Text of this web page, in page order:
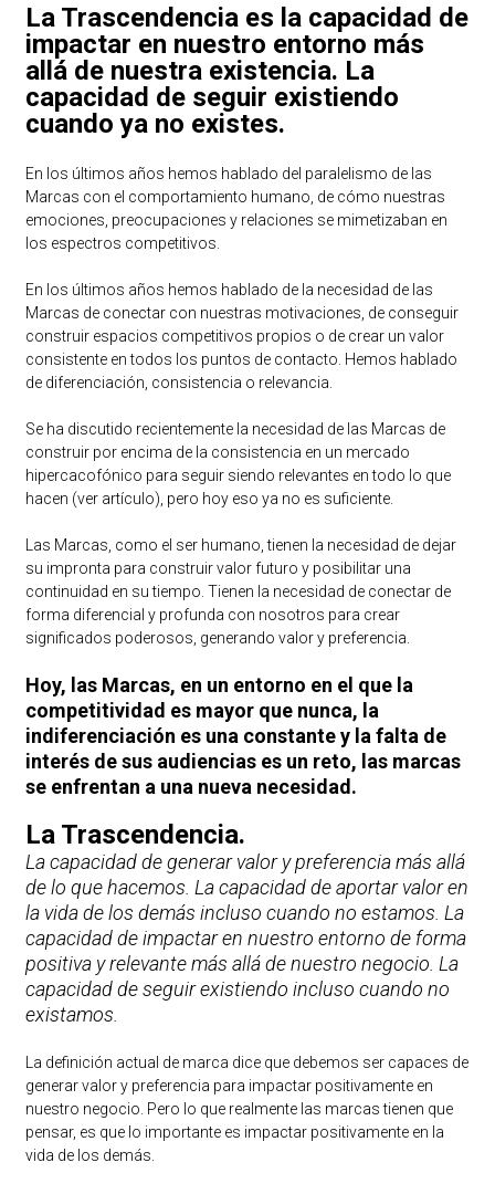
La Trascendencia es la capacidad de
impactar en nuestro entorno más
allá de nuestra existencia. La
capacidad de seguir existiendo
cuando ya no existes.
En los últimos años hemos hablado del paralelismo de las
Marcas con el comportamiento humano, de cómo nuestras
emociones, preocupaciones y relaciones se mimetizaban en
los espectros competitivos.
En los últimos años hemos hablado de la necesidad de las
Marcas de conectar con nuestras motivaciones, de conseguir
construir espacios competitivos propios o de crear un valor
consistente en todos los puntos de contacto. Hemos hablado
de diferenciación, consistencia o relevancia.
Se ha discutido recientemente la necesidad de las Marcas de
construir por encima de la consistencia en un mercado
hipercacofónico para seguir siendo relevantes en todo lo que
hacen (ver artículo), pero hoy eso ya no es suficiente.
Las Marcas, como el ser humano, tienen la necesidad de dejar
su impronta para construir valor futuro y posibilitar una
continuidad en su tiempo. Tienen la necesidad de conectar de
forma diferencial y profunda con nosotros para crear
significados poderosos, generando valor y preferencia.
Hoy, las Marcas, en un entorno en el que la
competitividad es mayor que nunca, la
indiferenciación es una constante y la falta de
interés de sus audiencias es un reto, las marcas
se enfrentan a una nueva necesidad.
La Trascendencia.
La capacidad de generar valor y preferencia más allá
de lo que hacemos. La capacidad de aportar valor en
la vida de los demás incluso cuando no estamos. La
capacidad de impactar en nuestro entorno de forma
positiva y relevante más allá de nuestro negocio. La
capacidad de seguir existiendo incluso cuando no
existamos.
La definición actual de marca dice que debemos ser capaces de
generar valor y preferencia para impactar positivamente en
nuestro negocio. Pero lo que realmente las marcas tienen que
pensar, es que lo importante es impactar positivamente en la
vida de los demás.